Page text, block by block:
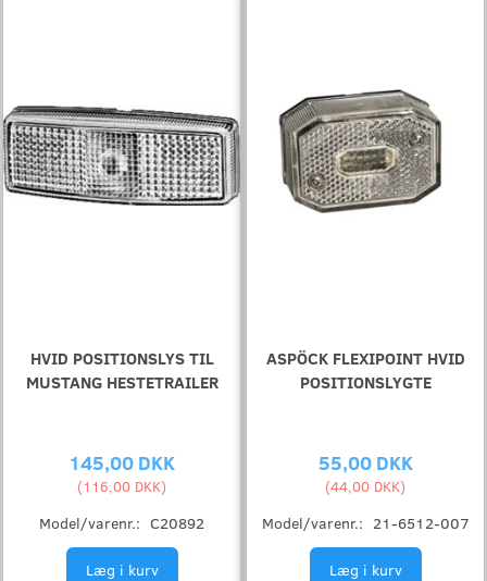
HVID POSITIONSLYS TIL
MUSTANG HESTETRAILER
145,00 DKK
(116,00 DKK)
Model/varenr.: C20892
Læg i kurv
ASPÖCK FLEXIPOINT HVID
POSITIONSLYGTE
55,00 DKK
(44,00 DKK)
Model/varenr.: 21-6512-007
Læg i kurv